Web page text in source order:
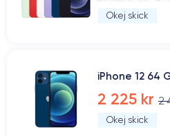
Okej skick
iPhone 12 64
2 225 kr 2
Okej skick